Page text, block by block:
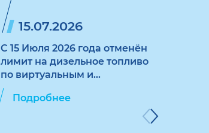
15.07.2026
C 15 Июля 2026 года отменён
лимит на дизельное топливо
по виртуальным и
пластиковым картам
"ЛУКОЙЛ"
Подробнее